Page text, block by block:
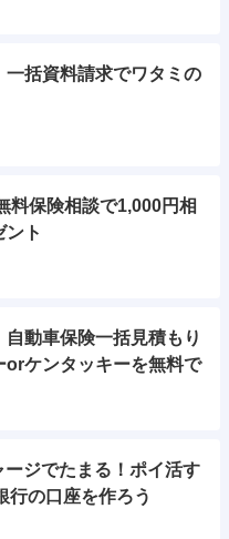
一括資料請求でワタミの
料保険相談で1,000円相
ント
自動車保険一括見積もり
orケンタッキーを無料で
ージでたまる！ポイ活す
行の口座を作ろう